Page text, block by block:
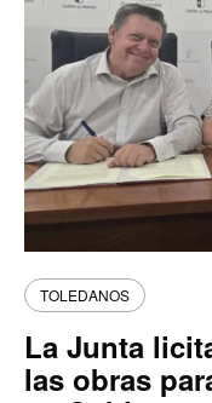
TOLEDANOS
La Junta
las obras